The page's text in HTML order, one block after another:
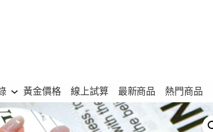
黃金價格 線上試算 最新商品 熱門商品